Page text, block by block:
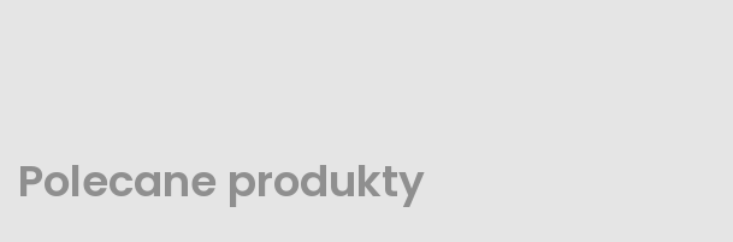
Polecane produkty